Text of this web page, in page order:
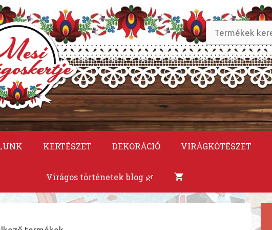
Keresés
a
következőre:
KERTÉSZET DEKORÁCIÓ VIRÁGKÖTÉSZET
Virágos történetek blog 🌿